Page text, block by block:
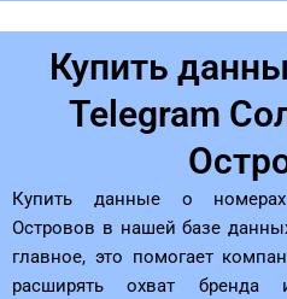
Купить
Telegram
Купить данные о
Островов в нашей базе
главное, это помогает
расширять охват бренда